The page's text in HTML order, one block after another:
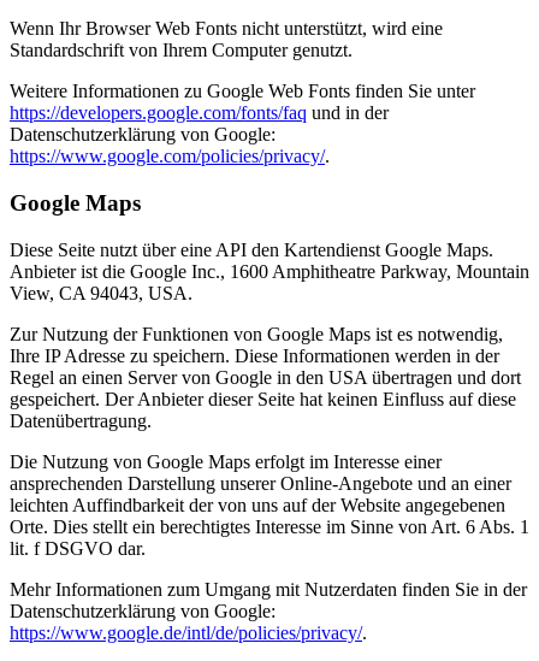
Wenn Ihr Browser Web Fonts nicht unterstützt, wird eine
Standardschrift von Ihrem Computer genutzt.
Weitere Informationen zu Google Web Fonts finden Sie unter
https://developers.google.com/fonts/faq und in der
Datenschutzerklärung von Google:
https://www.google.com/policies/privacy/.
Google Maps
Diese Seite nutzt über eine API den Kartendienst Google Maps.
Anbieter ist die Google Inc., 1600 Amphitheatre Parkway, Mountain
View, CA 94043, USA.
Zur Nutzung der Funktionen von Google Maps ist es notwendig,
Ihre IP Adresse zu speichern. Diese Informationen werden in der
Regel an einen Server von Google in den USA übertragen und dort
gespeichert. Der Anbieter dieser Seite hat keinen Einfluss auf diese
Datenübertragung.
Die Nutzung von Google Maps erfolgt im Interesse einer
ansprechenden Darstellung unserer Online-Angebote und an einer
leichten Auffindbarkeit der von uns auf der Website angegebenen
Orte. Dies stellt ein berechtigtes Interesse im Sinne von Art. 6 Abs. 1
lit. f DSGVO dar.
Mehr Informationen zum Umgang mit Nutzerdaten finden Sie in der
Datenschutzerklärung von Google:
https://www.google.de/intl/de/policies/privacy/.